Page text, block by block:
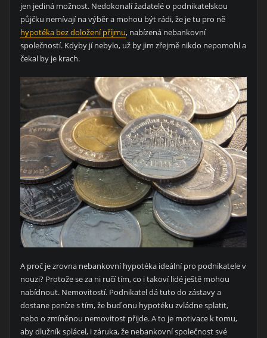
jen jediná možnost. Nedokonalí žadatelé o podnikatelskou
půjčku nemívají na výběr a mohou být rádi, že je tu pro ně
hypotéka bez doložení příjmu, nabízená nebankovní
společností. Kdyby jí nebylo, už by jim zřejmě nikdo nepomohl a
čekal by je krach.
A proč je zrovna nebankovní hypotéka ideální pro podnikatele v
nouzi? Protože se za ni ručí tím, co i takoví lidé ještě mohou
nabídnout. Nemovitostí. Podnikatel dá tuto do zástavy a
dostane peníze s tím, že buď onu hypotéku zvládne splatit,
nebo o zmíněnou nemovitost přijde. A to je motivace k tomu,
aby dlužník splácel, i záruka, že nebankovní společnost své